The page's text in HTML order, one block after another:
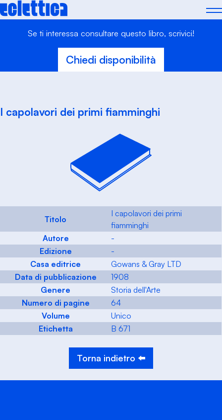
Skip
to
Se ti interessa consultare questo libro, scrivici!
Chiedi disponibilità
I capolavori dei primi fiamminghi
Titolo
I capolavori dei primi
fiamminghi
Autore
-
Edizione
-
Casa editrice
Gowans & Gray LTD
Data di pubblicazione
1908
Genere
Storia dell'Arte
Numero di pagine
64
Volume
Unico
Etichetta
B 671
Torna indietro ⬅️